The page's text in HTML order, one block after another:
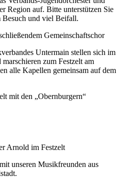
Region auf. Bitte unterstützen Sie
Besuch und viel Beifall.
Gemeinschaftschor
Untermain stellen sich im
zum Festzelt am
alle Kapellen gemeinsam auf dem
mit den „Obernburgern“
Arnold im Festzelt
unseren Musikfreunden aus